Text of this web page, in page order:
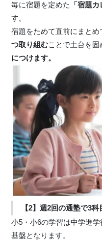
毎に宿題を定めた 「宿題カ
す。
宿題をためて直前にまとめ
つ取り組むことで土台を固
につけます。
【2】週2回の通塾で3
小5・小6の学習は中学進
基盤となります。